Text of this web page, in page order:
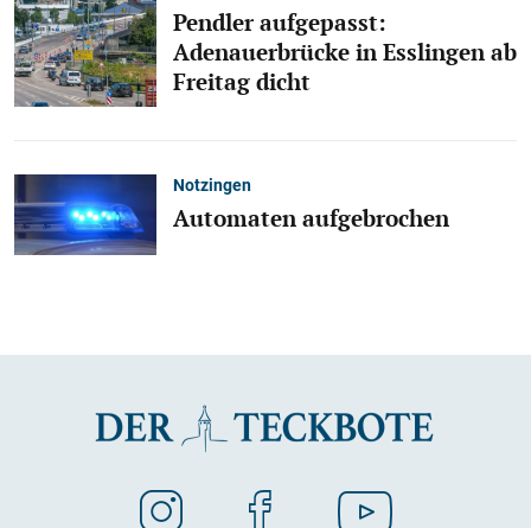
Pendler aufgepasst:
Adenauerbrücke in Esslingen ab
Freitag dicht
Notzingen
Automaten aufgebrochen